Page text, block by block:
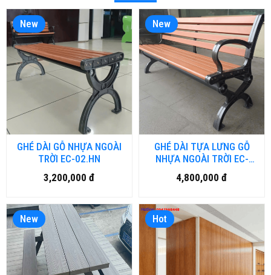
New
GHÉ DÀI GỖ NHỰA NGOÀI
TRỜI EC-02.HN
3,200,000 đ
New
GHÉ DÀI TỰA LƯNG GỖ
NHỰA NGOÀI TRỜI EC-
01.HN
4,800,000 đ
New Hot